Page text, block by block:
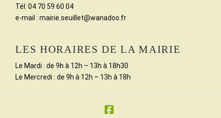
Tél. 04 70 59 60 04
e-mail : mairie.seuillet@wanadoo.fr
LES HORAIRES DE LA MAIRIE
Le Mardi : de 9h à 12h – 13h à 18h30
Le Mercredi : de 9h à 12h – 13h à 18h